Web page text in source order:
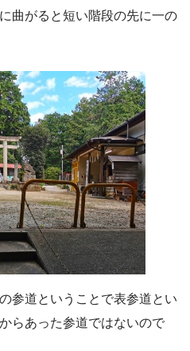
曲がると短い階段の先に一の
参道ということで表参道とい
らあった参道ではないので